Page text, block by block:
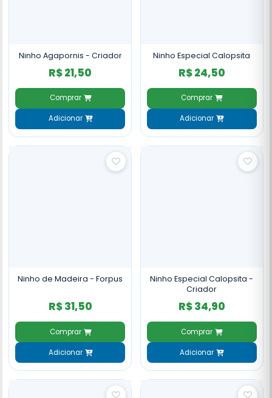
Ninho Agapornis - Criador
R$ 21,50
Comprar
Adicionar
Ninho Especial Calopsita
R$ 24,50
Comprar
Adicionar
Ninho de Madeira - Forpus
R$ 31,50
Comprar
Adicionar
Ninho Especial Calopsita -
Criador
R$ 34,90
Comprar
Adicionar